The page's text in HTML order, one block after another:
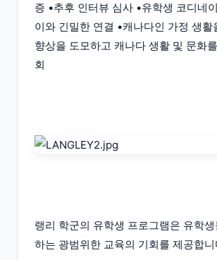
증 •추후 인터뷰 심사 •유학생 코디네
이와 긴밀한 연결 •캐나다인 가정 생활
향상을 도모하고 캐나다 생활 및 문화
회
랭리 학군의 유학생 프로그램은 유학
하는 광범위한 교육의 기회를 제공합니